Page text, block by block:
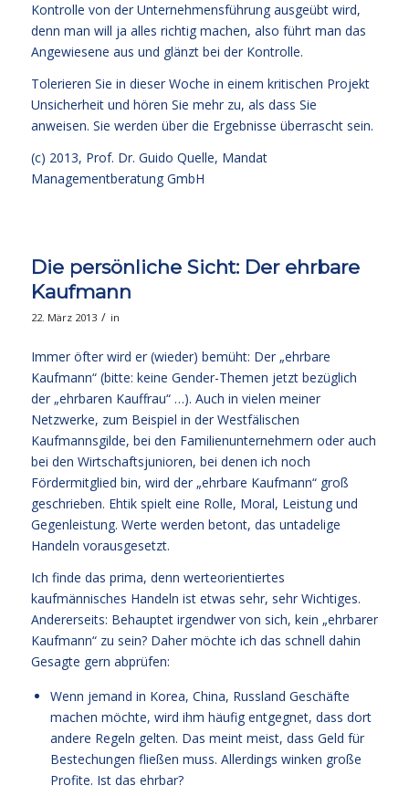
Kontrolle von der Unternehmensführung ausgeübt wird,
denn man will ja alles richtig machen, also führt man das
Angewiesene aus und glänzt bei der Kontrolle.
Tolerieren Sie in dieser Woche in einem kritischen Projekt
Unsicherheit und hören Sie mehr zu, als dass Sie
anweisen. Sie werden über die Ergebnisse überrascht sein.
(c) 2013, Prof. Dr. Guido Quelle, Mandat
Managementberatung GmbH
Die persönliche Sicht: Der ehrbare
Kaufmann
22. März 2013 / in
Immer öfter wird er (wieder) bemüht: Der „ehrbare
Kaufmann“ (bitte: keine Gender-Themen jetzt bezüglich
der „ehrbaren Kauffrau“ …). Auch in vielen meiner
Netzwerke, zum Beispiel in der Westfälischen
Kaufmannsgilde, bei den Familienunternehmern oder auch
bei den Wirtschaftsjunioren, bei denen ich noch
Fördermitglied bin, wird der „ehrbare Kaufmann“ groß
geschrieben. Ehtik spielt eine Rolle, Moral, Leistung und
Gegenleistung. Werte werden betont, das untadelige
Handeln vorausgesetzt.
Ich finde das prima, denn werteorientiertes
kaufmännisches Handeln ist etwas sehr, sehr Wichtiges.
Andererseits: Behauptet irgendwer von sich, kein „ehrbarer
Kaufmann“ zu sein? Daher möchte ich das schnell dahin
Gesagte gern abprüfen:
Wenn jemand in Korea, China, Russland Geschäfte
machen möchte, wird ihm häufig entgegnet, dass dort
andere Regeln gelten. Das meint meist, dass Geld für
Bestechungen fließen muss. Allerdings winken große
Profite. Ist das ehrbar?